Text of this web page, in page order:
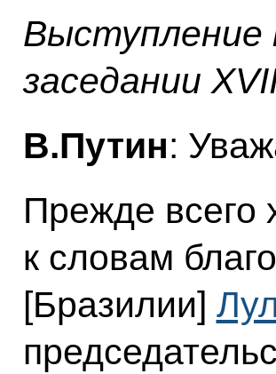
Выступление
заседании
В.Путин:
Прежде всего
к словам
[Бразилии]